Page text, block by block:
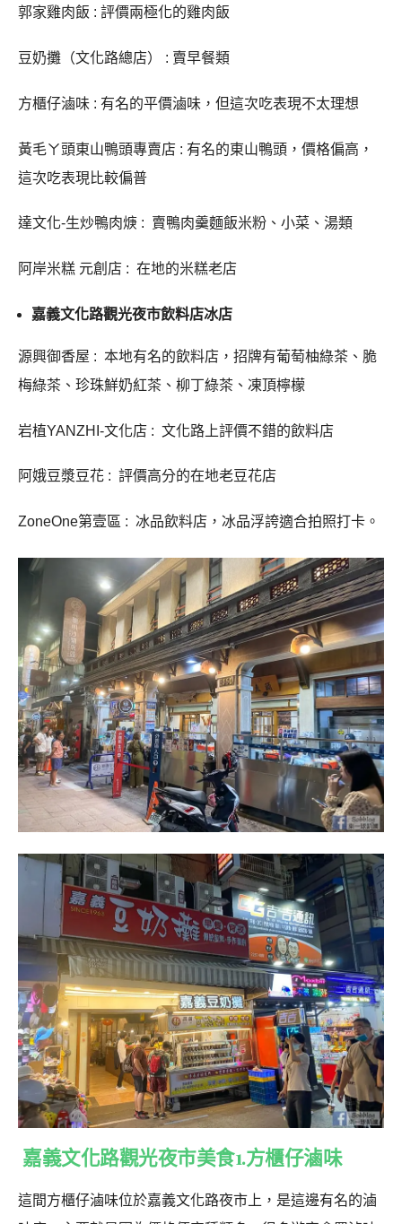
郭家雞肉飯 : 評價兩極化的雞肉飯
豆奶攤（文化路總店） : 賣早餐類
方櫃仔滷味 : 有名的平價滷味，但這次吃表現不太理想
黃毛ㄚ頭東山鴨頭專賣店 : 有名的東山鴨頭，價格偏高，
這次吃表現比較偏普
達文化-生炒鴨肉焿 : 賣鴨肉羹麵飯米粉、小菜、湯類
阿岸米糕 元創店 : 在地的米糕老店
嘉義文化路觀光夜市飲料店冰店
源興御香屋 : 本地有名的飲料店，招牌有葡萄柚綠茶、脆
梅綠茶、珍珠鮮奶紅茶、柳丁綠茶、凍頂檸檬
岩植YANZHI-文化店 : 文化路上評價不錯的飲料店
阿娥豆漿豆花 : 評價高分的在地老豆花店
ZoneOne第壹區 : 冰品飲料店，冰品浮誇適合拍照打卡。
嘉義文化路觀光夜市美食1.方櫃仔滷味
這間方櫃仔滷味位於嘉義文化路夜市上，是這邊有名的滷